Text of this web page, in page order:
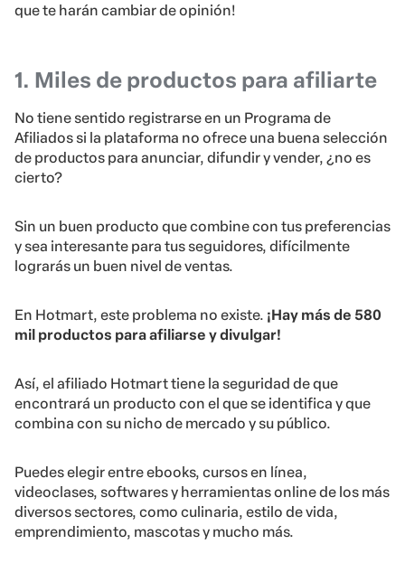
que te harán cambiar de opinión!
1. Miles de productos para afiliarte
No tiene sentido registrarse en un Programa de
Afiliados si la plataforma no ofrece una buena selección
de productos para anunciar, difundir y vender, ¿no es
cierto?
Sin un buen producto que combine con tus preferencias
y sea interesante para tus seguidores, difícilmente
lograrás un buen nivel de ventas.
En Hotmart, este problema no existe. ¡Hay más de 580
mil productos para afiliarse y divulgar!
Así, el afiliado Hotmart tiene la seguridad de que
encontrará un producto con el que se identifica y que
combina con su nicho de mercado y su público.
Puedes elegir entre ebooks, cursos en línea,
videoclases, softwares y herramientas online de los más
diversos sectores, como culinaria, estilo de vida,
emprendimiento, mascotas y mucho más.